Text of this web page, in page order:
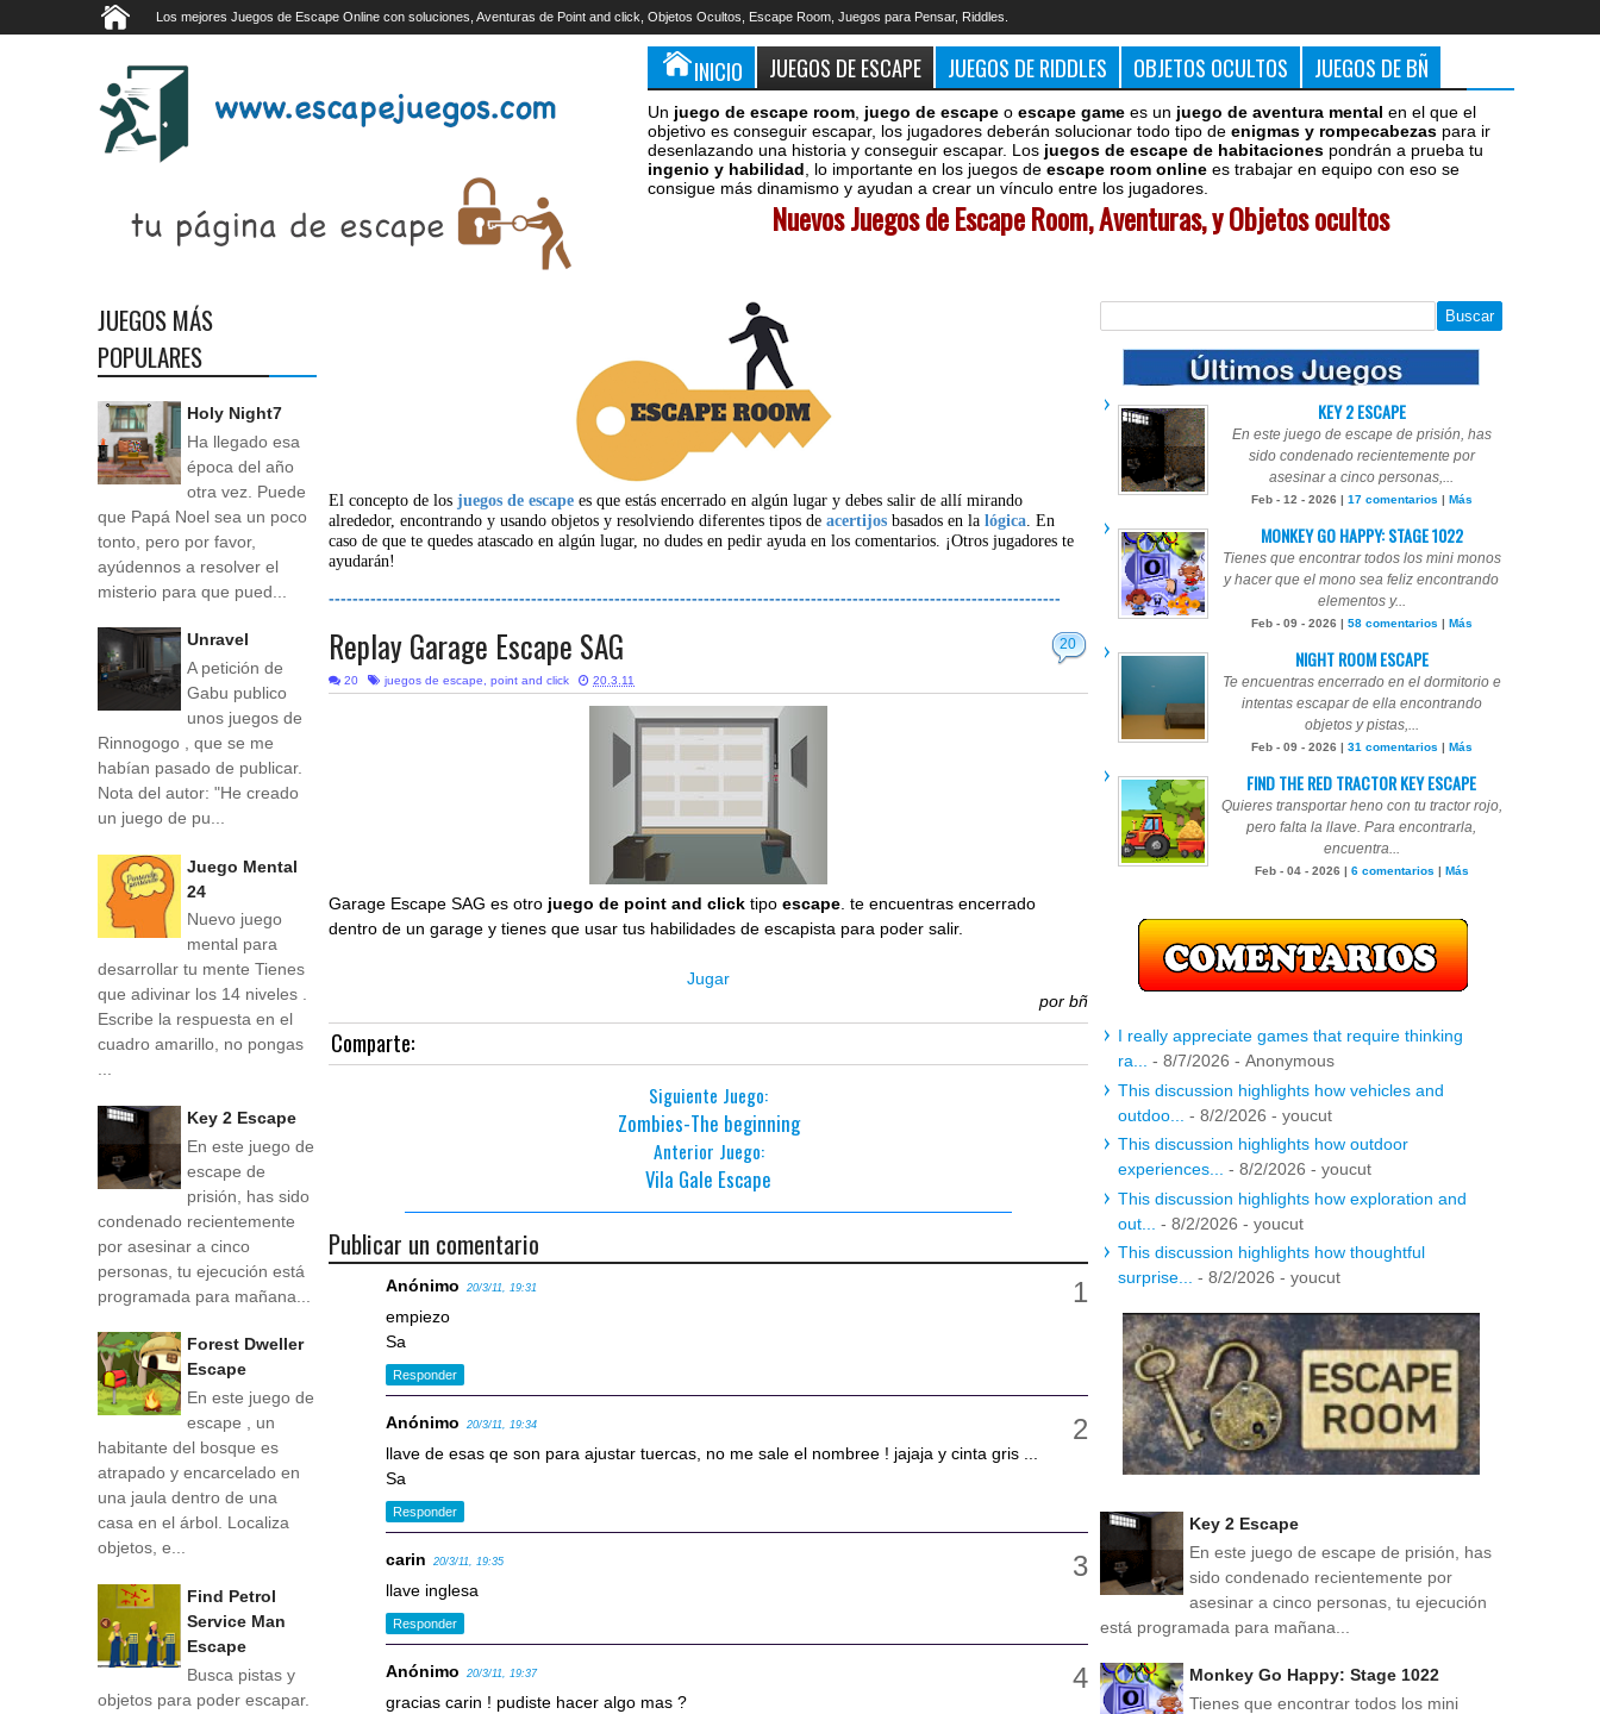
Los mejores Juegos de Escape Online con soluciones, Aventuras de Point and click, Objetos Ocultos, Escape Room, Juegos para Pensar, Riddles.
INICIO JUEGOS DE ESCAPE JUEGOS DE RIDDLES OBJETOS OCULTOS JUEGOS DE BÑ
Un juego de escape room juego de escape o escape game es un juego de aventura mental en el que el
objetivo es conseguir escapar, los jugadores deberán solucionar todo tipo de enigmas y rompecabezas para ir
desenlazando una historia y conseguir escapar. Los juegos de escape de habitaciones pondrán a prueba tu
ingenio y habilidad , lo importante en los juegos de escape room online es trabajar en equipo con eso se
consigue más dinamismo y ayudan a crear un vínculo entre los jugadores.
Nuevos Juegos de Escape Room, Aventuras, y Objetos ocultos
El concepto de losjuegos de escape es que estás encerrado en algún lugar y debes salir de allí mirando
alrededor, encontrando y usando objetos y resolviendo diferentes tipos deacertijos basados en lalógica. En
caso de que te quedes atascado en algún lugar, no dudes en pedir ayuda en los comentarios. ¡Otros jugadores te
ayudarán!
---------------------------------------------------------------------------------------------------------------------------
20
Replay Garage Escape SAG
20 juegos de escape point and click 20.3.11
Garage Escape SAG es otro juego de point and click tipoescape . te encuentras encerrado
dentro de un garage y tienes que usar tus habilidades de escapista para poder salir.
Jugar
por bñ
Comparte:
Siguiente Juego:
Zombies-The beginning
Anterior Juego:
Vila Gale Escape
Publicar un comentario
Anónimo 20/3/11, 19:31
empiezo
Sa
Responder
Anónimo 20/3/11, 19:34
llave de esas qe son para ajustar tuercas, no me sale el nombree ! jajaja y cinta gris ...
Sa
Responder
carin 20/3/11, 19:35
llave inglesa
Responder
Anónimo 20/3/11, 19:37
gracias carin ! pudiste hacer algo mas ?
JUEGOS MÁS
POPULARES
Holy Night7
Ha llegado esa
época del año
otra vez. Puede
que Papá Noel sea un poco
tonto, pero por favor,
ayúdennos a resolver el
misterio para que pued...
Unravel
A petición de
Gabu publico
unos juegos de
Rinnogogo , que se me
habían pasado de publicar.
Nota del autor: "He creado
un juego de pu...
Juego Mental
24
Nuevo juego
mental para
desarrollar tu mente Tienes
que adivinar los 14 niveles .
Escribe la respuesta en el
cuadro amarillo, no pongas
...
Key 2 Escape
En este juego de
escape de
prisión, has sido
condenado recientemente
por asesinar a cinco
personas, tu ejecución está
programada para mañana...
Forest Dweller
Escape
En este juego de
escape , un
habitante del bosque es
atrapado y encarcelado en
una jaula dentro de una
casa en el árbol. Localiza
objetos, e...
Find Petrol
Service Man
Escape
Busca pistas y
objetos para poder escapar.
KEY 2 ESCAPE
En este juego de escape de prisión, has
sido condenado recientemente por
asesinar a cinco personas,...
Feb - 12 - 2026 | 17 comentarios | Más
MONKEY GO HAPPY: STAGE 1022
Tienes que encontrar todos los mini monos
y hacer que el mono sea feliz encontrando
elementos y...
Feb - 09 - 2026 | 58 comentarios | Más
NIGHT ROOM ESCAPE
Te encuentras encerrado en el dormitorio e
intentas escapar de ella encontrando
objetos y pistas,...
Feb - 09 - 2026 | 31 comentarios | Más
FIND THE RED TRACTOR KEY ESCAPE
Quieres transportar heno con tu tractor rojo,
pero falta la llave. Para encontrarla,
encuentra...
Feb - 04 - 2026 | 6 comentarios | Más
I really appreciate games that require thinking
ra...
- 8/7/2026 - Anonymous
This discussion highlights how vehicles and
outdoo...
- 8/2/2026 - youcut
This discussion highlights how outdoor
experiences...
- 8/2/2026 - youcut
This discussion highlights how exploration and
out...
- 8/2/2026 - youcut
This discussion highlights how thoughtful
surprise...
- 8/2/2026 - youcut
Key 2 Escape
En este juego de escape de prisión, has
sido condenado recientemente por
asesinar a cinco personas, tu ejecución
está programada para mañana...
Monkey Go Happy: Stage 1022
Tienes que encontrar todos los mini